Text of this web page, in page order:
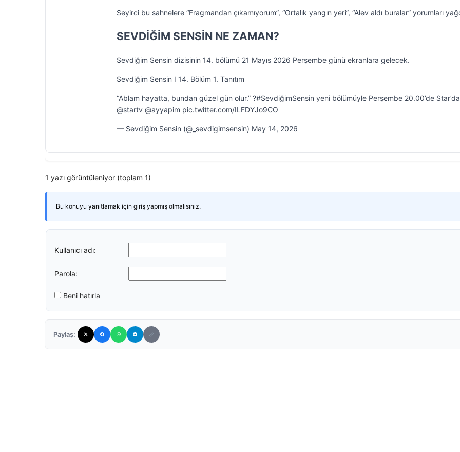
Seyirci bu sahnelere “Fragmandan çıkamıyorum”, “Ortalık yangın yeri”, “Alev aldı buralar” yorumları
SEVDİĞİM SENSİN NE ZAMAN?
Sevdiğim Sensin dizisinin 14. bölümü 21 Mayıs 2026 Perşembe günü ekranlara gelecek.
Sevdiğim Sensin I 14. Bölüm 1. Tanıtım
“Ablam hayatta, bundan güzel gün olur.” ?#SevdiğimSensin yeni bölümüyle Perşembe 20.00’de
@startv @ayyapim pic.twitter.com/ILFDYJo9CO
— Sevdiğim Sensin (@_sevdigimsensin) May 14, 2026
1 yazı görüntüleniyor (toplam 1)
Bu konuyu yanıtlamak için giriş yapmış olmalısınız.
Kullanıcı adı:
Parola:
Beni hatırla
Paylaş: